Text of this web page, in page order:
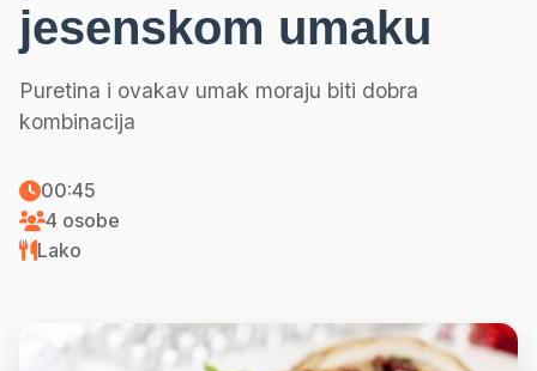
jesenskom umaku
Puretina i ovakav umak moraju biti dobra
kombinacija
00:45
4 osobe
Lako